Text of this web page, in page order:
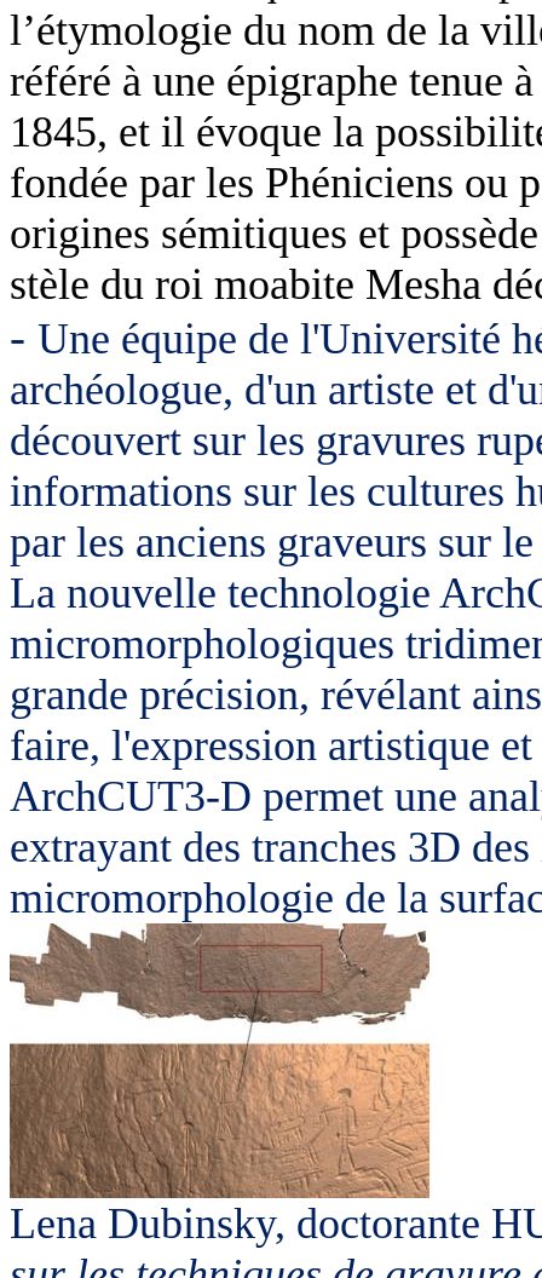
l’étymologie du nom de la
référé à une épigraphe tenue
1845, et il évoque la
fondée par les Phéniciens ou
origines sémitiques et
stèle du roi moabite Mesha
- Une équipe de l'Université
archéologue, d'un artiste et
découvert sur les gravures
informations sur les cultures
par les anciens graveurs sur
La nouvelle technologie
micromorphologiques
grande précision, révélant
faire, l'expression artistique
ArchCUT3-D permet une
extrayant des tranches 3D
micromorphologie de la
Lena Dubinsky, doctorante